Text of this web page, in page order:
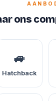
ons
🚙
Hatchback